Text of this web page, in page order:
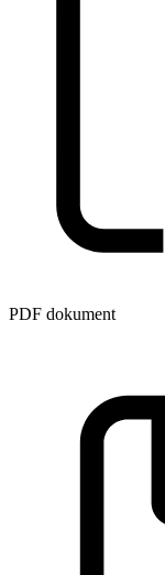
PDF dokument